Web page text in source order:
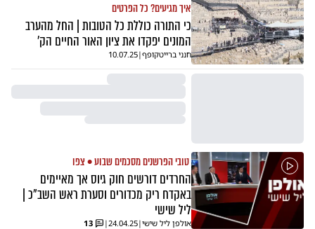
איך מגיעים? כל הפרטים
כי התורה כוללת כל הטובות | החל מהערב
המונים יפקדו את ציון האור החיים הק'
חנני ברייטקופף|
10.07.25
טובי הפרשנים מסכמים שבוע • צפו
החרדים דורשים חוק גיוס אך מאיימים
באקדח ריק מכדורים וסערת ראש השב"כ |
ליל שישי
אולפן ליל שישי|
24.04.25
|
13